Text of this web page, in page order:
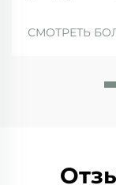
определённые
СМОТРЕТЬ